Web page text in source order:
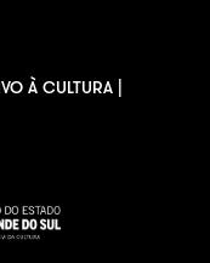
À CULTURA |